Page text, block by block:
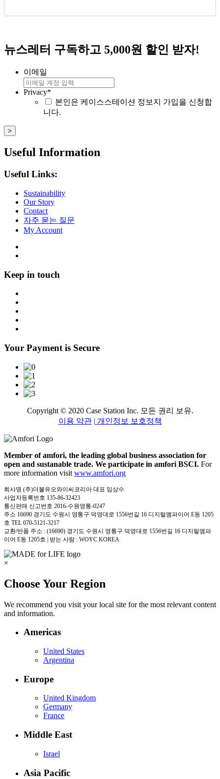
뉴스레터 구독하고 5,000원 할인 받자!
이메일
Privacy*
본인은 케이스스테이션 정보지 가입을 신청합
니다.
Useful Information
Useful Links:
Sustainability
Our Story
Contact
자주 묻는 질문
My Account
Keep in touch
Your Payment is Secure
Copyright © 2020 Case Station Inc. 모든 권리 보유.
이용 약관 | 개인정보 보호정책
Member of amfori, the leading global business association for
open and sustanable trade. We participate in amfori BSCI. For
more information visit www.amfori.org
회사명 (주)더블유오와이씨코리아 대표 임상수
사업자등록번호 135-86-32423
통신판매 신고번호 2016-수원영통-0247
주소 16690 경기도 수원시 영통구 덕영대로 1556번길 16 디지털엠파이어 E동 1205
호 TEL 070-5121-3217
교환/반품 주소 : (16690) 경기도 수원시 영통구 덕영대로 1556번길 16 디지털엠파
이어 E동 1205호 | 받는 사람 : WOYC KOREA
×
Choose Your Region
We recommend you visit your local site for the most relevant content
and information.
Americas
United States
Argentina
Europe
United Kingdom
Germany
France
Middle East
Israel
Asia Pacific